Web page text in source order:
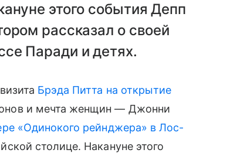
этого события Депп
рассказал о своей
Паради и детях.
Брэда Питта на открытие
и мечта женщин — Джонни
«Одинокого рейнджера» в Лос-
столице. Накануне этого